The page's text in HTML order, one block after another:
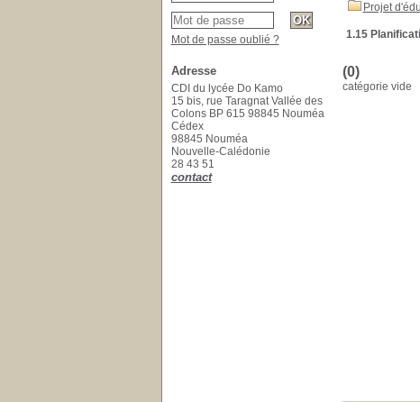
Projet
1.15
(0)
catégorie vide
Mot de passe oublié ?
Adresse
CDI du lycée Do Kamo
15 bis, rue Taragnat Vallée des
Colons BP 615 98845 Nouméa
Cédex
98845 Nouméa
Nouvelle-Calédonie
28 43 51
contact